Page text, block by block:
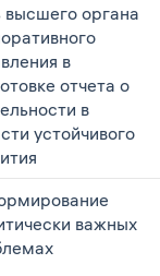
высшего органа
в
отчета о
в
устойчивого
важных